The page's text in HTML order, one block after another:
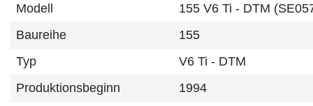
Modell
155 V6 Ti - DTM
Baureihe
155
Typ
V6 Ti - DTM
Produktionsbeginn
1994